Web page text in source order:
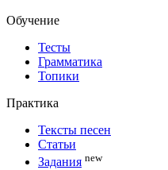
Обучение
Тесты
Грамматика
Топики
Практика
Тексты песен
Статьи
Задания new